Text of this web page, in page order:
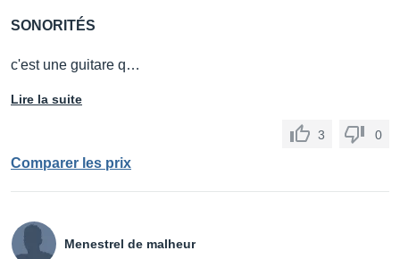
SONORITÉS
c'est une guitare q…
Lire la suite
3 0
Comparer les prix
Menestrel de malheur